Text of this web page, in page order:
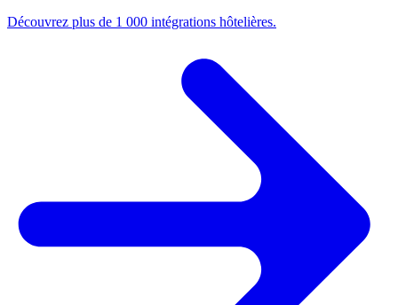
Découvrez plus de 1 000 intégrations hôtelières.